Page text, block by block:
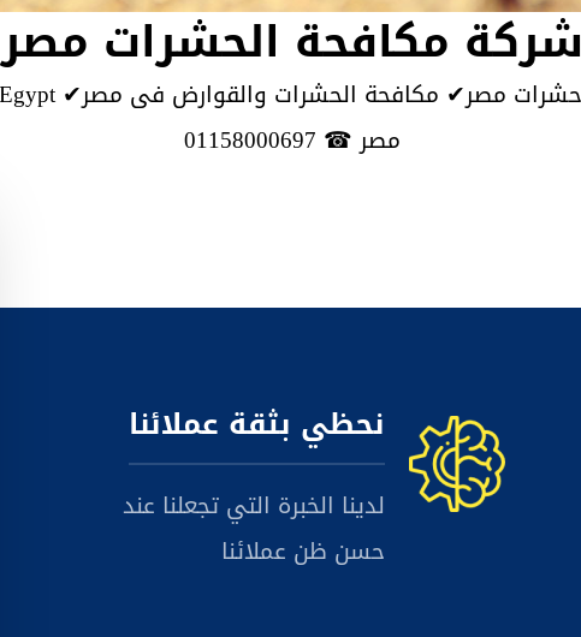
شركة مكافحة الحشرات مصر
مصر ☎ 01158000697
نحظي بثقة عملائنا
لدينا الخبرة التي تجعلنا عند
حسن ظن عملائنا